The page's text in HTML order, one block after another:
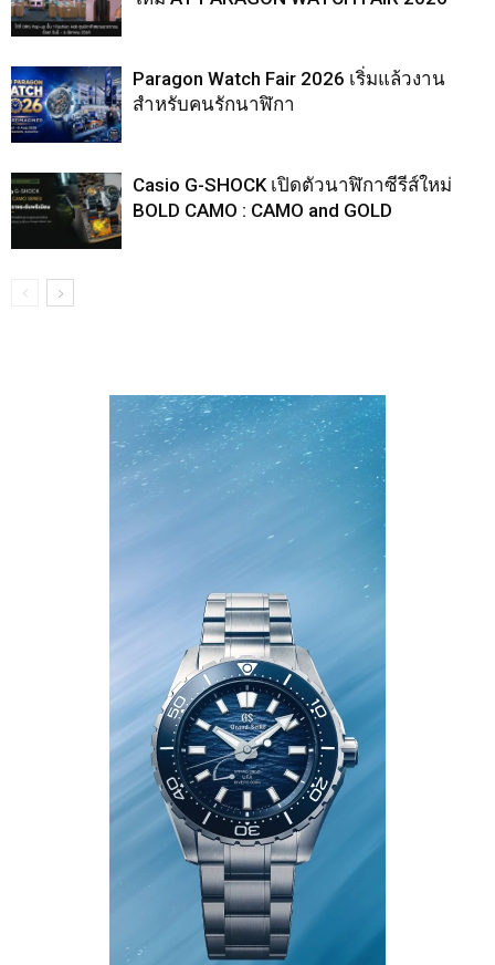
Paragon Watch Fair 2026 เริ่มแล้วงาน
สำหรับคนรักนาฬิกา
Casio G-SHOCK เปิดตัวนาฬิกาซีรีส์ใหม่
BOLD CAMO : CAMO and GOLD